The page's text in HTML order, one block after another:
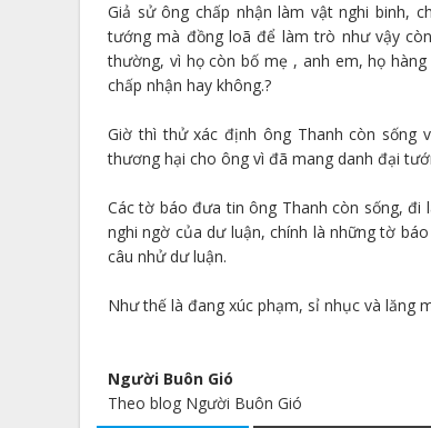
Giả sử ông chấp nhận làm vật nghi binh,
tướng mà đồng loã để làm trò như vậy
thường, vì họ còn bố mẹ , anh em, họ
chấp nhận hay không.?
Giờ thì thử xác định ông Thanh còn sống
thương hại cho ông vì đã mang danh đại
Các tờ báo đưa tin ông Thanh còn sống, đi
nghi ngờ của dư luận, chính là những tờ
câu nhử dư luận.
Như thế là đang xúc phạm, sỉ nhục và lăng
Người Buôn Gió
Theo blog Người Buôn Gió